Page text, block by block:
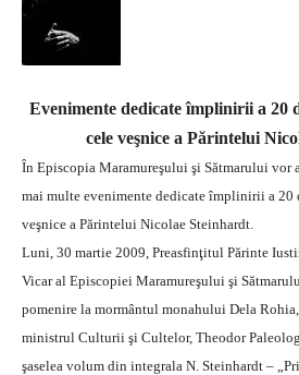
Evenimente dedicate împlinirii a 20
cele veşnice a Părintelui
În Episcopia Maramureşului şi Sătmarului vor
mai multe evenimente dedicate împlinirii a 20
veşnice a Părintelui Nicolae Steinhardt.
Luni, 30 martie 2009, Preasfinţitul Părinte
Vicar al Episcopiei Maramureşului şi
pomenire la mormântul monahului Dela
ministrul Culturii şi Cultelor, Theodor
şaselea volum din integrala N. Steinhardt –